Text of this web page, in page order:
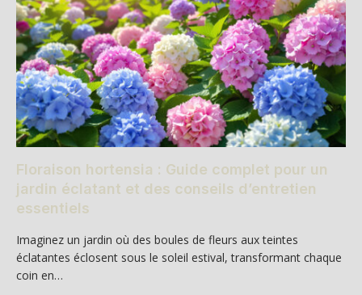
Floraison hortensia : Guide complet pour un
jardin éclatant et des conseils d’entretien
essentiels
Imaginez un jardin où des boules de fleurs aux teintes
éclatantes éclosent sous le soleil estival, transformant chaque
coin en…